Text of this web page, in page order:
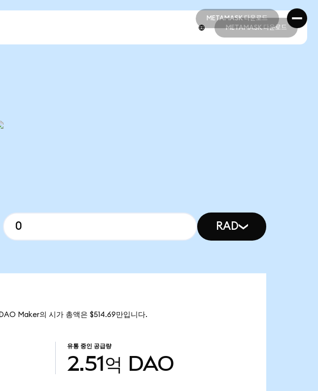
METAMASK 다운로드
METAMASK 다운로드
METAMASK 다운로드
RAD
Maker의 시가 총액은 $514.69만입니다.
유통 중인 공급량
2.51억 DAO